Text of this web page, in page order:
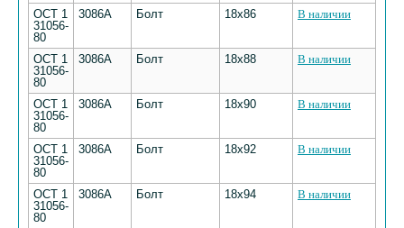
ОСТ 1
31056-
80
3086А Болт 18х86 В наличии
ОСТ 1
31056-
80
3086А Болт 18х88 В наличии
ОСТ 1
31056-
80
3086А Болт 18х90 В наличии
ОСТ 1
31056-
80
3086А Болт 18х92 В наличии
ОСТ 1
31056-
80
3086А Болт 18х94 В наличии